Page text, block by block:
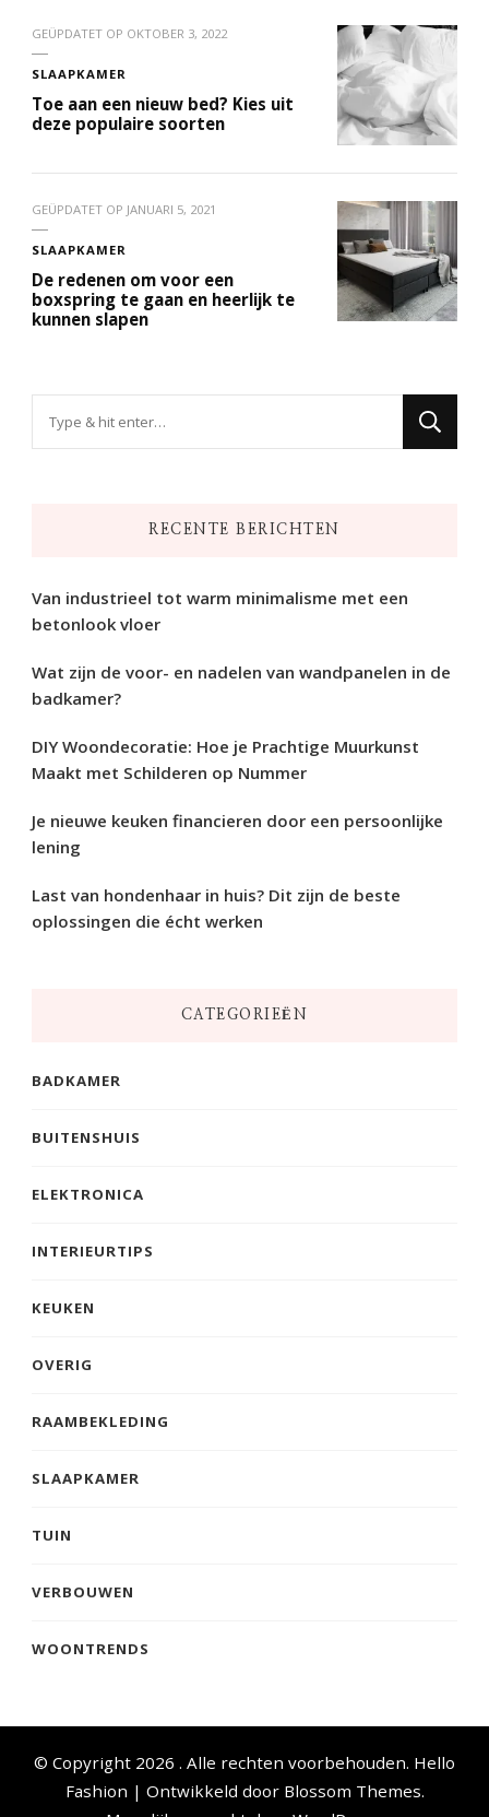
GEÜPDATET OP OKTOBER 3, 2022
SLAAPKAMER
Toe aan een nieuw bed? Kies uit
deze populaire soorten
GEÜPDATET OP JANUARI 5, 2021
SLAAPKAMER
De redenen om voor een
boxspring te gaan en heerlijk te
kunnen slapen
RECENTE BERICHTEN
Van industrieel tot warm minimalisme met een
betonlook vloer
Wat zijn de voor- en nadelen van wandpanelen in de
badkamer?
DIY Woondecoratie: Hoe je Prachtige Muurkunst
Maakt met Schilderen op Nummer
Je nieuwe keuken financieren door een persoonlijke
lening
Last van hondenhaar in huis? Dit zijn de beste
oplossingen die écht werken
CATEGORIEËN
BADKAMER
BUITENSHUIS
ELEKTRONICA
INTERIEURTIPS
KEUKEN
OVERIG
RAAMBEKLEDING
SLAAPKAMER
TUIN
VERBOUWEN
WOONTRENDS
© Copyright 2026 . Alle rechten voorbehouden. Hello
Fashion | Ontwikkeld door Blossom Themes.